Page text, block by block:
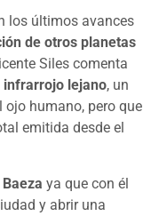
los últimos avances
de otros planetas
Siles comenta
infrarrojo lejano, un
ojo humano, pero que
emitida desde el
Baeza ya que con él
y abrir una